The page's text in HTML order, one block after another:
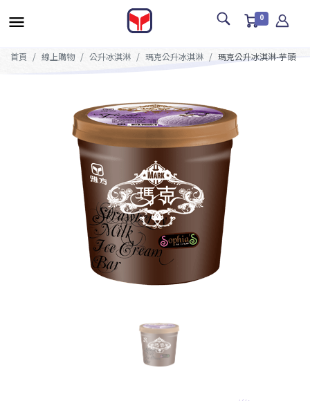
0
首頁 線上購物 公升冰淇淋 瑪克公升冰淇淋 瑪克公升冰淇淋-芋頭